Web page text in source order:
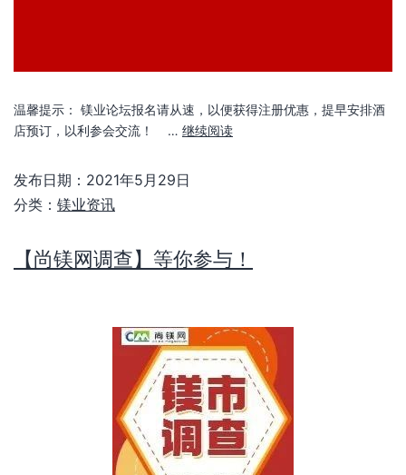
温馨提示： 镁业论坛报名请从速，以便获得注册优惠，提早安排酒
店预订，以利参会交流！ … 继续阅读
发布日期： 2021年5月29日
分类： 镁业资讯
【尚镁网调查】等你参与！